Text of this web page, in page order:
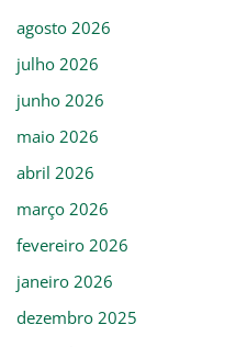
agosto 2026
julho 2026
junho 2026
maio 2026
abril 2026
março 2026
fevereiro 2026
janeiro 2026
dezembro 2025